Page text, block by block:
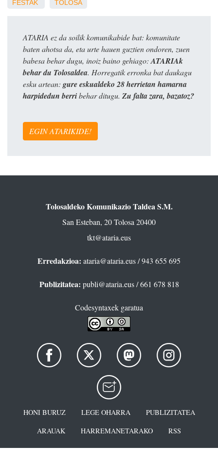
FESTAK TOLOSA
ATARIA ez da soilik komunikabide bat: komunitate
baten ahotsa da, eta urte hauen guztien ondoren, zuen
babesa behar dugu, inoiz baino gehiago: ATARIAk
behar du Tolosaldea. Horregatik erronka bat daukagu
esku artean: gure eskualdeko 28 herrietan hamarna
harpidedun berribehar ditugu. Zu falta zara, bazatoz?
EGIN ATARIKIDE!
Tolosaldeko Komunikazio Taldea S.M.
San Esteban, 20 Tolosa 20400
tkt@ataria.eus
Erredakzioa: ataria@ataria.eus/ 943 655 695
Publizitatea: publi@ataria.eus/ 661 678 818
Codesyntaxek garatua
HONI BURUZ LEGE OHARRA
PUBLIZITATEA
ARAUAK
HARREMANETARAKO RSS